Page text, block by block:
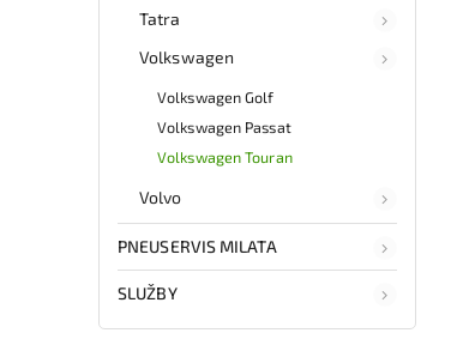
Tatra
Volkswagen
Volkswagen Golf
Volkswagen Passat
Volkswagen Touran
Volvo
PNEUSERVIS MILATA
SLUŽBY